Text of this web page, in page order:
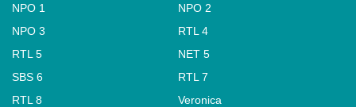
NPO 1
NPO 2
NPO 3
RTL 4
RTL 5
NET 5
SBS 6
RTL 7
RTL 8
Veronica